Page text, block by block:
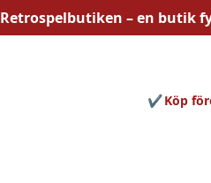
Retrospelbutiken – en butik
Köp